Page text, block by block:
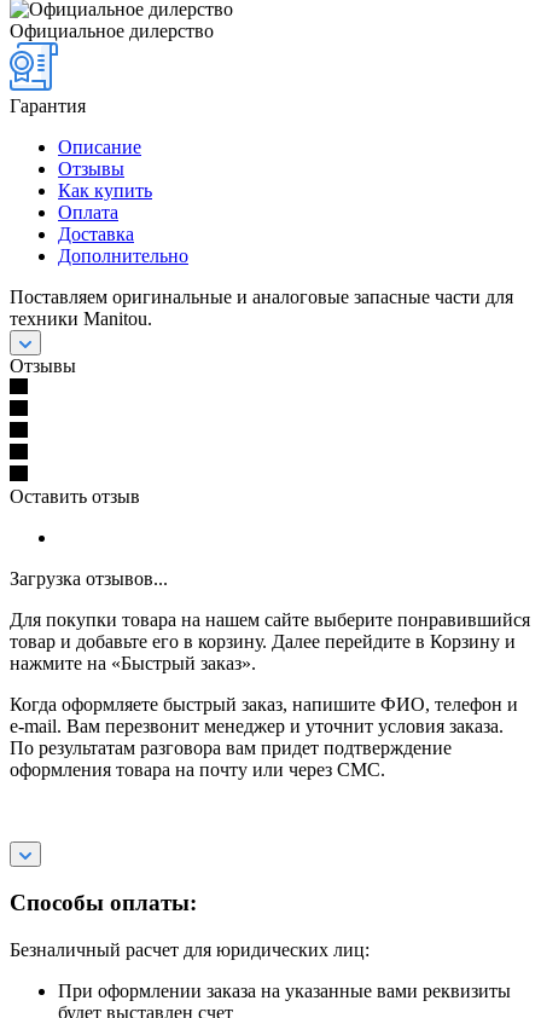
Официальное дилерство
Гарантия
Описание
Отзывы
Как купить
Оплата
Доставка
Дополнительно
Поставляем оригинальные и аналоговые запасные части для
техники Manitou.
Отзывы
Оставить отзыв
Загрузка отзывов...
Для покупки товара на нашем сайте выберите понравившийся
товар и добавьте его в корзину. Далее перейдите в Корзину и
нажмите на «Быстрый заказ».
Когда оформляете быстрый заказ, напишите ФИО, телефон и
e-mail. Вам перезвонит менеджер и уточнит условия заказа.
По результатам разговора вам придет подтверждение
оформления товара на почту или через СМС.
Способы оплаты:
Безналичный расчет для юридических лиц:
При оформлении заказа на указанные вами реквизиты
будет выставлен счет